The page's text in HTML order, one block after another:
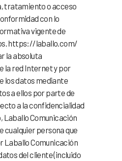
tratamiento o acceso
con lo
vigente de
https://laballo.com/
la absoluta
la red Internet y por
los datos mediante
a ellos por parte de
a la confidencialidad
Laballo Comunicación
cualquier persona que
Laballo Comunicación
del cliente (incluido